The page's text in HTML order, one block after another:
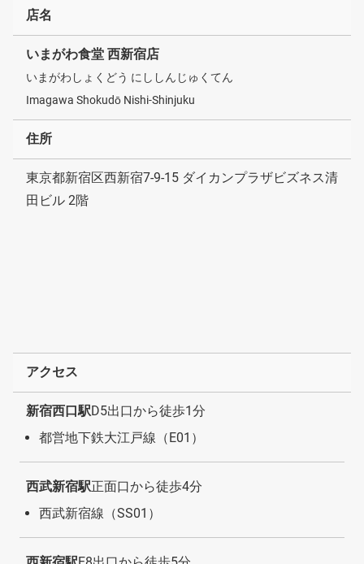
店名
いまがわ食堂 西新宿店
いまがわしょくどう にししんじゅくてん
Imagawa Shokudō Nishi-Shinjuku
住所
東京都新宿区西新宿7-9-15 ダイカンプラザビズネス清
田ビル 2階
アクセス
新宿西口駅D5出口から徒歩1分
都営地下鉄大江戸線（E01）
西武新宿駅正面口から徒歩4分
西武新宿線（SS01）